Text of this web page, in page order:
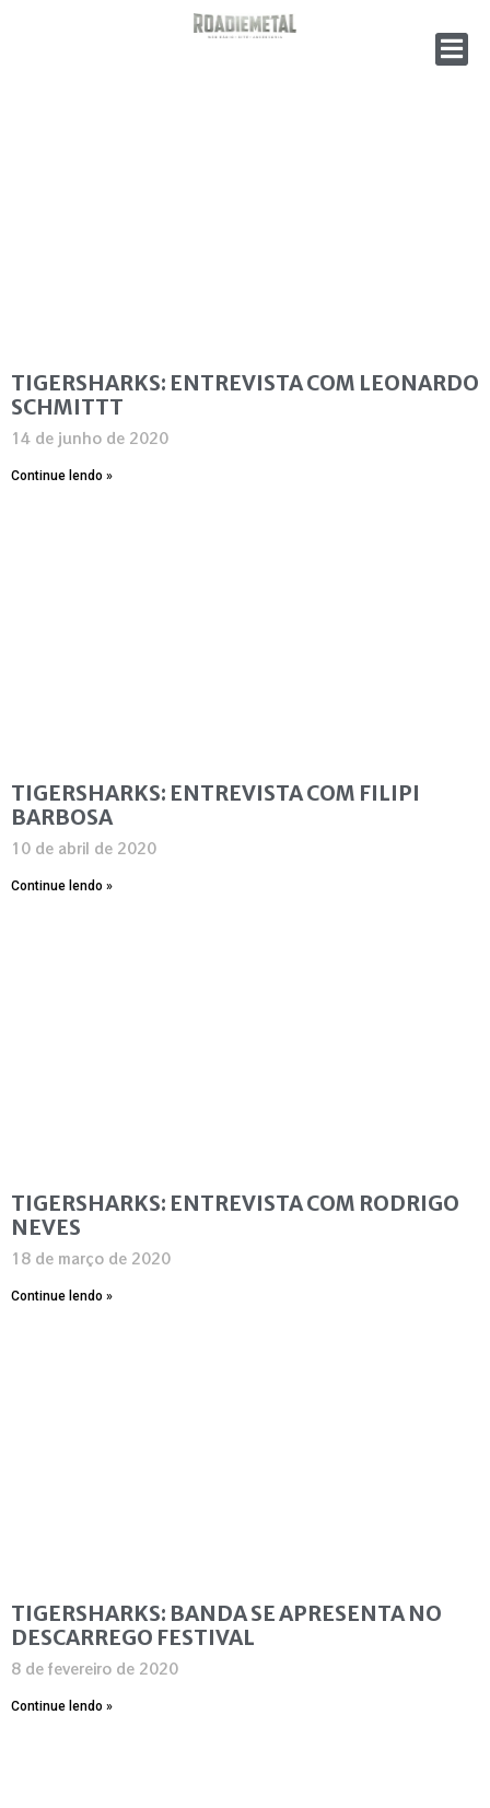
TIGERSHARKS: ENTREVISTA COM LEONARDO
SCHMITTT
14 de junho de 2020
Continue lendo »
TIGERSHARKS: ENTREVISTA COM FILIPI
BARBOSA
10 de abril de 2020
Continue lendo »
TIGERSHARKS: ENTREVISTA COM RODRIGO
NEVES
18 de março de 2020
Continue lendo »
TIGERSHARKS: BANDA SE APRESENTA NO
DESCARREGO FESTIVAL
8 de fevereiro de 2020
Continue lendo »